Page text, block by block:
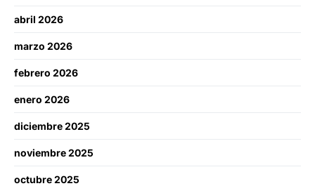
abril 2026
marzo 2026
febrero 2026
enero 2026
diciembre 2025
noviembre 2025
octubre 2025